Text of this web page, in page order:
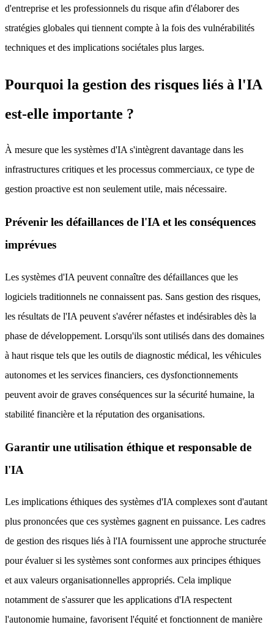
d'entreprise et les professionnels du risque afin d'élaborer des
stratégies globales qui tiennent compte à la fois des vulnérabilités
techniques et des implications sociétales plus larges.
Pourquoi la gestion des risques liés à l'IA
est-elle importante ?
À mesure que les systèmes d'IA s'intègrent davantage dans les
infrastructures critiques et les processus commerciaux, ce type de
gestion proactive est non seulement utile, mais nécessaire.
Prévenir les défaillances de l'IA et les conséquences
imprévues
Les systèmes d'IA peuvent connaître des défaillances que les
logiciels traditionnels ne connaissent pas. Sans gestion des risques,
les résultats de l'IA peuvent s'avérer néfastes et indésirables dès la
phase de développement. Lorsqu'ils sont utilisés dans des domaines
à haut risque tels que les outils de diagnostic médical, les véhicules
autonomes et les services financiers, ces dysfonctionnements
peuvent avoir de graves conséquences sur la sécurité humaine, la
stabilité financière et la réputation des organisations.
Garantir une utilisation éthique et responsable de
l'IA
Les implications éthiques des systèmes d'IA complexes sont d'autant
plus prononcées que ces systèmes gagnent en puissance. Les cadres
de gestion des risques liés à l'IA fournissent une approche structurée
pour évaluer si les systèmes sont conformes aux principes éthiques
et aux valeurs organisationnelles appropriés. Cela implique
notamment de s'assurer que les applications d'IA respectent
l'autonomie humaine, favorisent l'équité et fonctionnent de manière